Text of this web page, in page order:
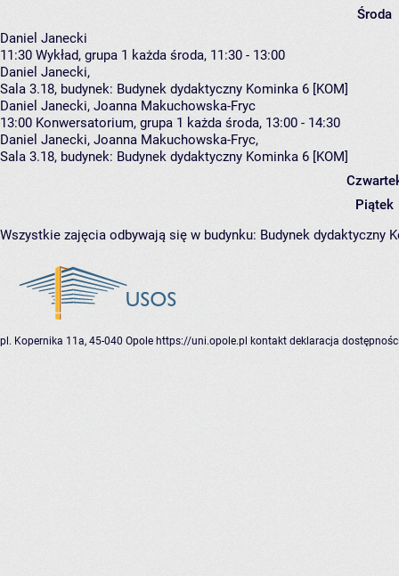
Środa
Daniel Janecki
11:30 Wykład, grupa 1 każda środa, 11:30 - 13:00
Daniel Janecki,
Sala 3.18, budynek: Budynek dydaktyczny Kominka 6 [KOM]
Daniel Janecki, Joanna Makuchowska-Fryc
13:00 Konwersatorium, grupa 1 każda środa, 13:00 - 14:30
Daniel Janecki, Joanna Makuchowska-Fryc,
Sala 3.18, budynek: Budynek dydaktyczny Kominka 6 [KOM]
Piątek
Wszystkie zajęcia odbywają się w budynku: Budynek dydaktyczny
pl. Kopernika 11a, 45-040 Opole https://uni.opole.pl kontakt deklaracja